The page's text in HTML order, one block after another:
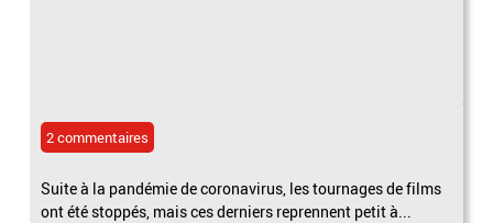
2 commentaires
Suite à la pandémie de coronavirus, les tournages de films
ont été stoppés, mais ces derniers reprennent petit à...